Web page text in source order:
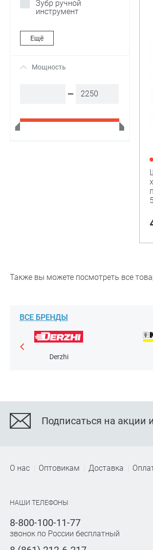
Зубр ручной
инструмент
Ещё
+ Мощность
Также вы можете посмотреть все
ВСЕ БРЕНДЫ
Derzhi
Подписаться на акции
О нас Оптовикам Доставка
НАШИ ТЕЛЕФОНЫ
8-800-100-11-77
звонок по России бесплатный